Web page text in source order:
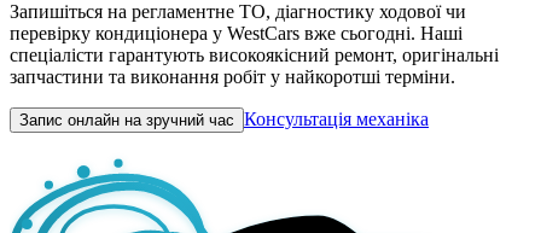
Запишіться на регламентне ТО, діагностику ходової чи
перевірку кондиціонера у WestCars вже сьогодні. Наші
спеціалісти гарантують високоякісний ремонт, оригінальні
запчастини та виконання робіт у найкоротші терміни.
Запис онлайн на зручний час Консультація механіка